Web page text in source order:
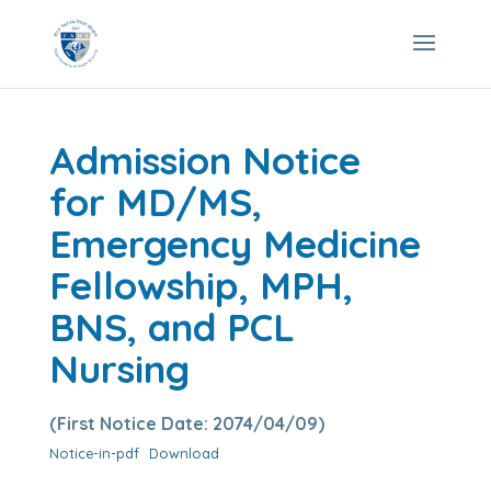
Admission Notice
for MD/MS,
Emergency Medicine
Fellowship, MPH,
BNS, and PCL
Nursing
(First Notice Date: 2074/04/09)
Notice-in-pdf Download